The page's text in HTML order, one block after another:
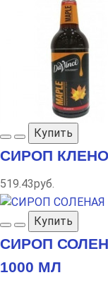
Купить
СИРОП
519.43руб.
Купить
СИРОП
1000 МЛ